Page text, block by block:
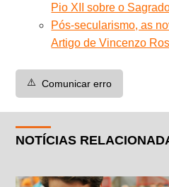
Pio XII sobre o
Pós-secularismo, as
Artigo de Vincenzo
⚠️ Comunicar erro
NOTÍCIAS